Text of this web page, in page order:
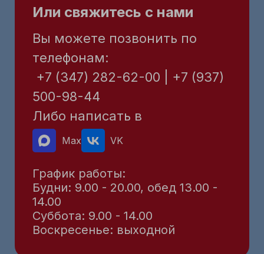
Или свяжитесь с нами
Вы можете позвонить по
телефонам:
+7 (347) 282-62-00 | +7 (937)
500-98-44
Либо написать в
Max VK
График работы:
Будни: 9.00 - 20.00, обед 13.00 -
14.00
Суббота: 9.00 - 14.00
Воскресенье: выходной